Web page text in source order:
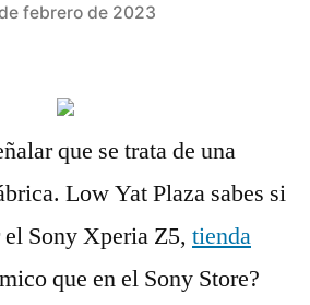
febrero de 2023
que se trata de una
Low Yat Plaza sabes si
Sony Xperia Z5, tienda
que en el Sony Store?